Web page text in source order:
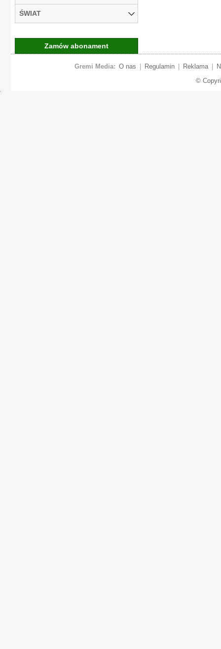
ŚWIAT
Zamów abonament
Gremi Media: O nas Regulamin Reklama
©